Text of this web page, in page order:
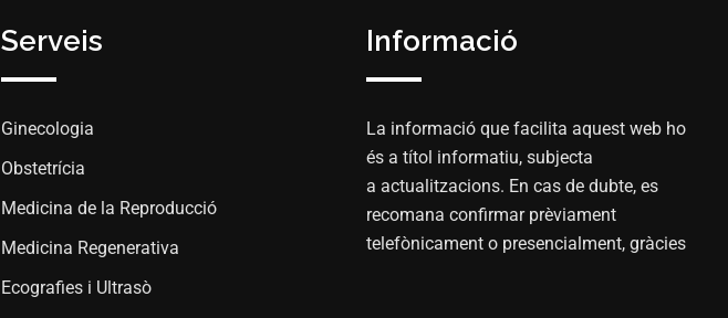
Serveis
Ginecologia
Obstetrícia
Medicina de la Reproducció
Medicina Regenerativa
Ecografies i Ultrasò
Informació
La informació que facilita aquest web ho
és a títol informatiu, subjecta
a actualitzacions. En cas de dubte, es
recomana confirmar prèviament
telefònicament o presencialment, gràcies